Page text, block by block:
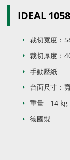
IDEAL
裁切寬度：
裁切厚度：
手動壓紙
台面尺寸：
重量：14 kg
德國製